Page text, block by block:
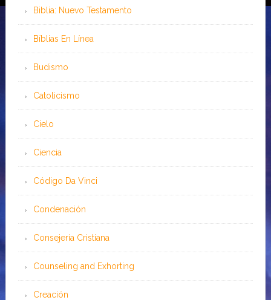
Biblia: Nuevo Testamento
Bíblias En Línea
Budismo
Catolicismo
Cielo
Ciencia
Código Da Vinci
Condenación
Consejería Cristiana
Counseling and Exhorting
Creación